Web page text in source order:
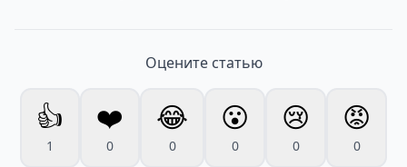
Оцените статью
👍
1
❤️
0
😂
0
😮
0
😢
0
😡
0